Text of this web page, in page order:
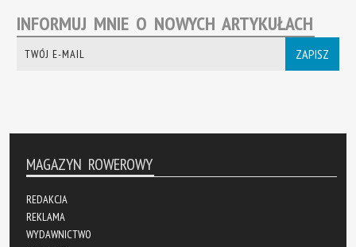
INFORMUJ MNIE O NOWYCH ARTYKUŁACH
ZAPISZ
MAGAZYN ROWEROWY
REDAKCJA
REKLAMA
WYDAWNICTWO